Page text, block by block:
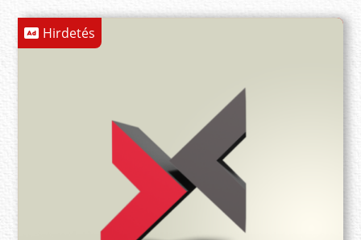
Hirdetés